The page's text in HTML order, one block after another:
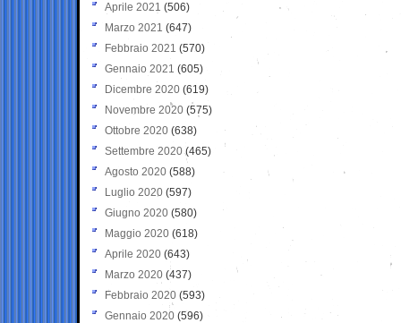
Aprile 2021 (506)
Marzo 2021 (647)
Febbraio 2021 (570)
Gennaio 2021 (605)
Dicembre 2020 (619)
Novembre 2020 (575)
Ottobre 2020 (638)
Settembre 2020(465)
Agosto 2020 (588)
Luglio 2020 (597)
Giugno 2020 (580)
Maggio 2020 (618)
Aprile 2020 (643)
Marzo 2020 (437)
Febbraio 2020 (593)
Gennaio 2020 (596)